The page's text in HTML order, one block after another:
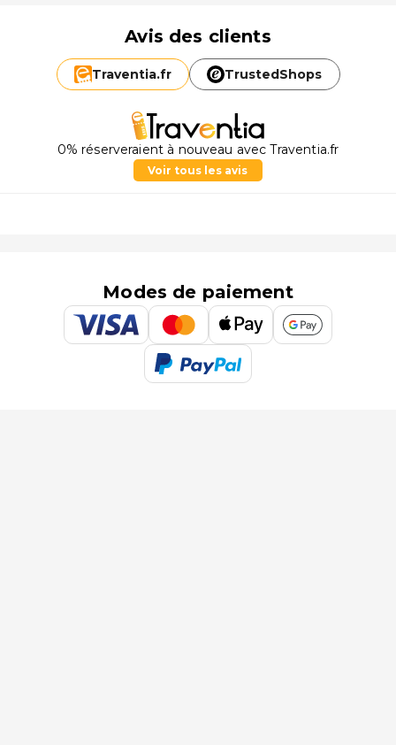
Avis des clients
Traventia.fr TrustedShops
0% réserveraient à nouveau avec Traventia.fr
Voir tous les avis
Modes de paiement